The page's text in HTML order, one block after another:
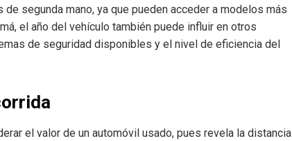
segunda mano, ya que pueden acceder a modelos más
el año del vehículo también puede influir en otros
de seguridad disponibles y el nivel de eficiencia del
el valor de un automóvil usado, pues revela la distancia